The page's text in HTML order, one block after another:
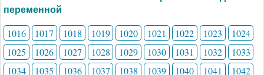
переменной
1016 1017 1018 1019 1020 1021 1022 1023
1024
1025
1026 1027 1028 1029 1030 1031 1032
1033
1034
1035 1036 1037 1038 1039 1040 1041 1042